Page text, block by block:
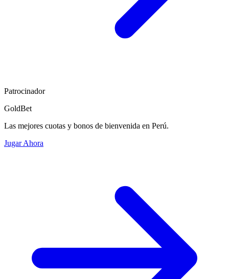
Patrocinador
GoldBet
Las mejores cuotas y bonos de bienvenida en Perú.
Jugar Ahora